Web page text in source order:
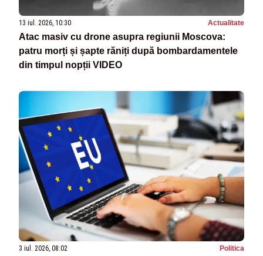
13 iul. 2026, 10:30 Actualitate
Atac masiv cu drone asupra regiunii Moscova:
patru morți și șapte răniți după bombardamentele
din timpul nopții VIDEO
3 iul. 2026, 08:02 Politica